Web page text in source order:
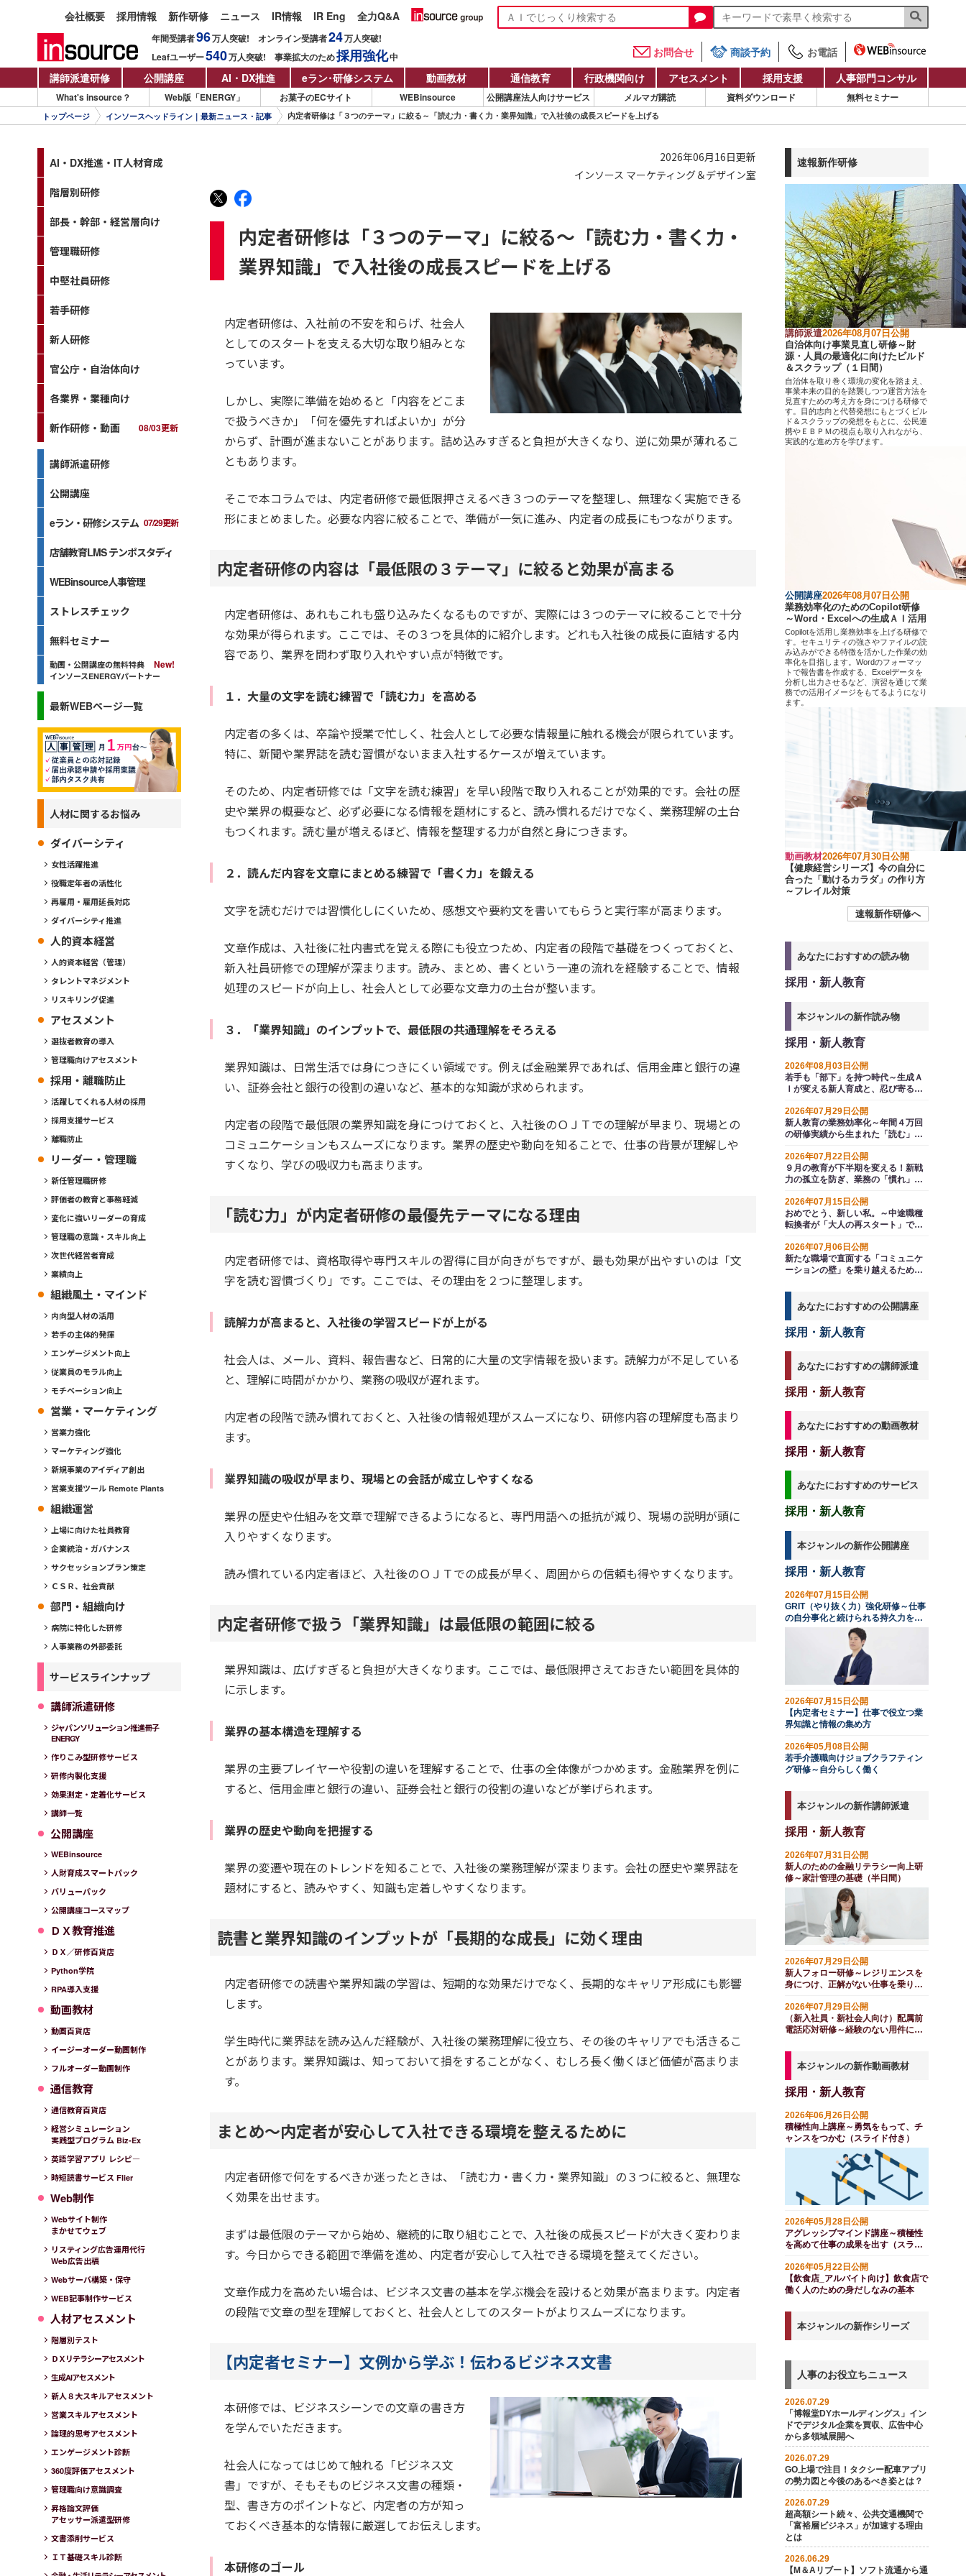
会社概要 採用情報 新作研修 ニュース IR情報 IR Eng 全力Q&A
年間受講者96万人突破! オンライン受講者24万人突破!
Leafユーザー540万人突破! 事業拡大のため採用強化中 お問合せ 商談予約
お電話
講師派遣研修
公開講座 AI・DX推進 eラン・研修システム 動画教材 通信教育 行政機関向け アセスメント 採用支援 人事部門コンサル
What's insource？ Web版「ENERGY」 お菓子のECサイト WEBinsource 公開講座法人向けサービス メルマガ購読 資料ダウンロード 無料セミナー
トップページ インソースヘッドライン｜最新ニュース・記事 内定者研修は「３つのテーマ」に絞る～「読む力・書く力・業界知識」で入社後の成長スピードを上げる
2026年06月16日更新
インソース マーケティング＆デザイン室
内定者研修は「３つのテーマ」に絞る～「読む力・書く力・
業界知識」で入社後の成長スピードを上げる
内定者研修は、入社前の不安を和らげ、社会人
としてのスタートを支える大切な取り組みとな
っています。
しかし、実際に準備を始めると「内容をどこま
で扱うべきか」「何を優先すればよいか」が分
からず、計画が進まないことがあります。詰め込みすぎると負担が大きくなり、逆に効果が薄れるこ
ともあります。
そこで本コラムでは、内定者研修で最低限押さえるべき３つのテーマを整理し、無理なく実施できる
形にまとめました。必要な内容に絞ることで、準備が一気に進み、内定者の成長にもつながります。
内定者研修の内容は「最低限の３テーマ」に絞ると効果が高まる
内定者研修は、あれもこれも盛り込みたくなるものですが、実際には３つのテーマに絞ることで十分
な効果が得られます。ここでは、その３つを具体的に紹介します。どれも入社後の成長に直結する内
容であり、業界を問わず取り入れやすい点が特徴です。
１．大量の文字を読む練習で「読む力」を高める
内定者の多くは、卒論や授業で忙しく、社会人として必要な情報量に触れる機会が限られています。
特に、新聞や業界誌を読む習慣がないまま入社するケースが増えています。
そのため、内定者研修では「文字を読む練習」を早い段階で取り入れることが効果的です。会社の歴
史や業界の概要など、必ず必要になる情報を題材にすると、読み慣れるだけでなく、業務理解の土台
もつくれます。読む量が増えるほど、情報を整理する力が自然と身につきます。
２．読んだ内容を文章にまとめる練習で「書く力」を鍛える
文字を読むだけでは習慣化しにくいため、感想文や要約文を書いてもらうと実行率が高まります。
文章作成は、入社後に社内書式を覚える際にも役立つため、内定者の段階で基礎をつくっておくと、
新入社員研修での理解が深まります。読み、まとめ、書くという一連の流れを経験することで、情報
処理のスピードが向上し、社会人として必要な文章力の土台が整います。
３．「業界知識」のインプットで、最低限の共通理解をそろえる
業界知識は、日常生活では身につきにくい領域です。例えば金融業界であれば、信用金庫と銀行の違
い、証券会社と銀行の役割の違いなど、基本的な知識が求められます。
内定者の段階で最低限の業界知識を身につけておくと、入社後のＯＪＴでの理解が早まり、現場との
コミュニケーションもスムーズになります。業界の歴史や動向を知ることで、仕事の背景が理解しや
すくなり、学びの吸収力も高まります。
「読む力」が内定者研修の最優先テーマになる理由
内定者研修では、資格取得や専門スキルの習得に目が向きがちですが、最も効果が出やすいのは「文
字を読む習慣づくり」です。ここでは、その理由を２つに整理します。
読解力が高まると、入社後の学習スピードが上がる
社会人は、メール、資料、報告書など、日常的に大量の文字情報を扱います。読解力が不足している
と、理解に時間がかかり、業務の吸収が遅れます。
内定者の段階で読み慣れておくと、入社後の情報処理がスムーズになり、研修内容の理解度も高まり
ます。
業界知識の吸収が早まり、現場との会話が成立しやすくなる
業界の歴史や仕組みを文章で理解できるようになると、専門用語への抵抗が減り、現場の説明が頭に
入りやすくなります。
読み慣れている内定者ほど、入社後のＯＪＴでの成長が早く、周囲からの信頼も得やすくなります。
内定者研修で扱う「業界知識」は最低限の範囲に絞る
業界知識は、広げすぎると負担が大きくなります。ここでは、最低限押さえておきたい範囲を具体的
に示します。
業界の基本構造を理解する
業界の主要プレイヤーや役割の違いを理解することで、仕事の全体像がつかめます。金融業界を例に
すると、信用金庫と銀行の違い、証券会社と銀行の役割の違いなどが挙げられます。
業界の歴史や動向を把握する
業界の変遷や現在のトレンドを知ることで、入社後の業務理解が深まります。会社の歴史や業界誌を
題材にすると、読みやすく、知識も定着しやすくなります。
読書と業界知識のインプットが「長期的な成長」に効く理由
内定者研修での読書や業界知識の学習は、短期的な効果だけでなく、長期的なキャリア形成にも影響
します。
学生時代に業界誌を読み込んだ経験が、入社後の業務理解に役立ち、その後のキャリアでも活きるこ
とがあります。業界知識は、知っておいて損をすることがなく、むしろ長く働くほど価値が高まりま
す。
まとめ～内定者が安心して入社できる環境を整えるために
内定者研修で何をするべきか迷ったときは、「読む力・書く力・業界知識」の３つに絞ると、無理な
く効果を出せます。
まずは最低限のテーマから始め、継続的に取り組むことで、入社後の成長スピードが大きく変わりま
す。今日からできる範囲で準備を進め、内定者が安心して入社できる環境を整えてください。
文章作成力を高めたい場合は、ビジネス文書の基本を学ぶ機会を設けると効果が高まります。内定者
の段階で文章の型を理解しておくと、社会人としてのスタートがよりスムーズになります。
【内定者セミナー】文例から学ぶ！伝わるビジネス文書
本研修では、ビジネスシーンでの文章の書き方
を学んでいただきます。
社会人になってはじめて触れる「ビジネス文
書」ですが、そもそものビジネス文書の種類・
型、書き方のポイントなど、内定者の方が知っ
ておくべき基本的な情報に厳選してお伝えします。
本研修のゴール
AI・DX推進・IT人材育成
階層別研修
部長・幹部・経営層向け
管理職研修
中堅社員研修
若手研修
新人研修
官公庁・自治体向け
各業界・業種向け
新作研修・動画 08/03更新
講師派遣研修
公開講座
eラン・研修システム 07/29更新
店舗教育LMS テンポスタディ
WEBinsource人事管理
ストレスチェック
無料セミナー
動画・公開講座の無料特典
インソースENERGYパートナー
最新WEBページ一覧
人材に関するお悩み
ダイバーシティ
女性活躍推進
役職定年者の活性化
再雇用・雇用延長対応
ダイバーシティ推進
人的資本経営
人的資本経営（管理）
タレントマネジメント
リスキリング促進
アセスメント
選抜者教育の導入
管理職向けアセスメント
採用・離職防止
活躍してくれる人材の採用
採用支援サービス
離職防止
リーダー・管理職
新任管理職研修
評価者の教育と事務軽減
変化に強いリーダーの育成
管理職の意識・スキル向上
次世代経営者育成
業績向上
組織風土・マインド
内向型人材の活用
若手の主体的発揮
エンゲージメント向上
従業員のモラル向上
モチベーション向上
営業・マーケティング
営業力強化
マーケティング強化
新規事業のアイディア創出
営業支援ツール Remote Plants
組織運営
上場に向けた社員教育
企業統治・ガバナンス
サクセッションプラン策定
ＣＳＲ、社会貢献
部門・組織向け
病院に特化した研修
人事業務の外部委託
サービスラインナップ
講師派遣研修
ジャパンソリューション推進冊子
ENERGY
作りこみ型研修サービス
研修内製化支援
効果測定・定着化サービス
講師一覧
公開講座
WEBinsource
人財育成スマートパック
バリューパック
公開講座コースマップ
ＤＸ教育推進
ＤＸ／研修百貨店
Python学院
RPA導入支援
動画教材
動画百貨店
イージーオーダー動画制作
フルオーダー動画制作
通信教育
通信教育百貨店
経営シミュレーション
実践型プログラム Biz-Ex
英語学習アプリ レシピ―
時短読書サービス Flier
Web制作
Webサイト制作
まかせてウェブ
リスティング広告運用代行
Web広告出稿
Webサーバ構築・保守
WEB記事制作サービス
人材アセスメント
階層別テスト
ＤＸリテラシーアセスメント
生成AIアセスメント
新人８大スキルアセスメント
営業スキルアセスメント
論理的思考アセスメント
エンゲージメント診断
360度評価アセスメント
管理職向け意識調査
昇格論文評価
アセッサー派遣型研修
文書添削サービス
ＩＴ基礎スキル診断
速報新作研修
講師派遣2026年08月07日公開
自治体向け事業見直し研修～財
源・人員の最適化に向けたビルド
＆スクラップ（１日間）
自治体を取り巻く環境の変化を踏まえ、
事業本来の目的を踏襲しつつ運営方法を
見直すための考え方を身につける研修で
す。目的志向と代替発想にもとづくビル
ド＆スクラップの発想をもとに、公民連
携やＥＢＰＭの視点も取り入れながら、
実践的な進め方を学びます。
公開講座2026年08月07日公開
業務効率化のためのCopilot研修
～Word・Excelへの生成ＡＩ活用
Copilotを活用し業務効率を上げる研修で
す。セキュリティの強さやファイルの読
み込みができる特徴を活かした作業の効
率化を目指します。Wordのフォーマッ
トで報告書を作成する、Excelデータを
分析し出力させるなど、演習を通じて業
務での活用イメージをもてるようになり
ます。
動画教材2026年07月30日公開
【健康経営シリーズ】今の自分に
合った「動けるカラダ」の作り方
～フレイル対策
速報新作研修へ
あなたにおすすめの読み物
採用・新人教育
本ジャンルの新作読み物
採用・新人教育
2026年08月03日公開
若手も「部下」を持つ時代～生成Ａ
Ｉが変える新人育成と、忍び寄る選
2026年07月29日公開
新人教育の業務効率化～年間４万回
の研修実績から生まれた「読む」か
2026年07月22日公開
９月の教育が下半期を変える！新戦
力の孤立を防ぎ、業務の「慣れ」か
2026年07月15日公開
おめでとう、新しい私。～中途職種
転換者が「大人の再スタート」で即
2026年07月06日公開
新たな職場で直面する「コミュニケ
ーションの壁」を乗り越えるための
あなたにおすすめの公開講座
採用・新人教育
あなたにおすすめの講師派遣
採用・新人教育
あなたにおすすめの動画教材
採用・新人教育
あなたにおすすめのサービス
採用・新人教育
本ジャンルの新作公開講座
採用・新人教育
2026年07月15日公開
GRIT（やり抜く力）強化研修～仕事
の自分事化と続けられる持久力を育
む
2026年07月15日公開
【内定者セミナー】仕事で役立つ業
界知識と情報の集め方
2026年05月08日公開
若手介護職向けジョブクラフティン
グ研修～自分らしく働く
本ジャンルの新作講師派遣
採用・新人教育
2026年07月31日公開
新人のための金融リテラシー向上研
修～家計管理の基礎（半日間）
2026年07月29日公開
新人フォロー研修～レジリエンスを
身につけ、正解がない仕事を乗り越
2026年07月29日公開
（新入社員・新社会人向け）配属前
電話応対研修～経験のない用件にも
本ジャンルの新作動画教材
採用・新人教育
2026年06月26日公開
積極性向上講座～勇気をもって、チ
ャンスをつかむ（スライド付き）
2026年05月28日公開
アグレッシブマインド講座～積極性
を高めて仕事の成果を出す（スライ
2026年05月22日公開
【飲食店_アルバイト向け】飲食店で
働く人のための身だしなみの基本
本ジャンルの新作シリーズ
人事のお役立ちニュース
2026.07.29
「博報堂DYホールディングス」イン
ドでデジタル企業を買収、広告中心
から多領域展開へ
2026.07.29
GO上場で注目！タクシー配車アプリ
の勢力図と今後のあるべき姿とは？
2026.07.29
超高額シート続々、公共交通機関で
「富裕層ビジネス」が加速する理由
とは
2026.06.29
【M＆Aリブート】ソフト流通から通